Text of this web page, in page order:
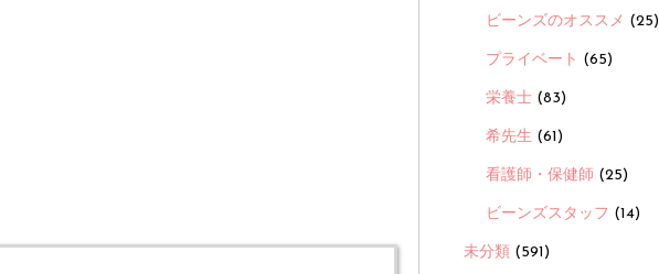
ビーンズのオススメ (25)
プライベート (65)
栄養士 (83)
希先生 (61)
看護師・保健師 (25)
ビーンズスタッフ (14)
未分類 (591)